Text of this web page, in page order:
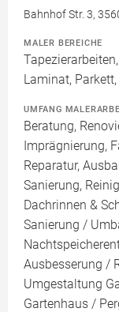
Bahnhof Str. 3,
MALER BEREICHE
Laminat,
UMFANG
Beratung,
Imprägnierung,
Reparatur,
Sanierung,
Dachrinnen &
Sanierung /
Ausbesserung /
Umgestaltung
Gartenhaus /